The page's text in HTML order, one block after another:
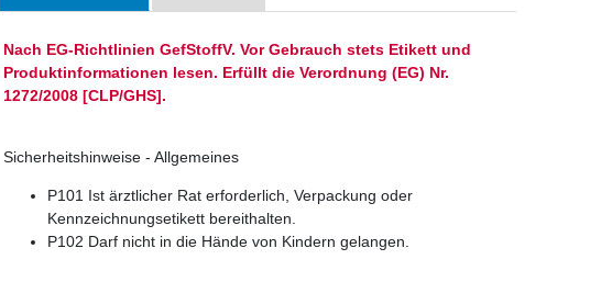
Nach EG-Richtlinien GefStoffV. Vor Gebrauch stets Etikett und
Produktinformationen lesen. Erfüllt die Verordnung (EG) Nr.
1272/2008 [CLP/GHS].
Sicherheitshinweise - Allgemeines
P101 Ist ärztlicher Rat erforderlich, Verpackung oder
Kennzeichnungsetikett bereithalten.
P102 Darf nicht in die Hände von Kindern gelangen.